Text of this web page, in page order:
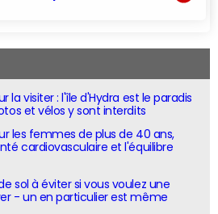
la visiter : l'île d'Hydra est le paradis
et vélos y sont interdits
les femmes de plus de 40 ans,
cardiovasculaire et l'équilibre
sol à éviter si vous voulez une
- un en particulier est même